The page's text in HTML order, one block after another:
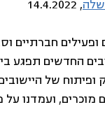
, 14.4.2022
ופעילים חברתיים
החדשים תפגע
ופיתוח של
מוכרים, ועמדנו על